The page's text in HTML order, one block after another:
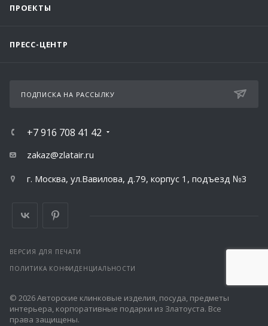
ПРОЕКТЫ
ПРЕСС-ЦЕНТР
ПОДПИСКА НА РАССЫЛКУ
+7 916 708 41 42
zakaz@zlatair.ru
г. Москва, ул.Вавилова, д.79, корпус 1, подъезд №3
ВЕРСИЯ ДЛЯ ПЕЧАТИ
ПОЛИТИКА КОНФИДЕНЦИАЛЬНОСТИ
© 2026 Авторские клинковые изделия, посуда, предметы
интерьера, корпоративные подарки из Златоуста. Все
права защищены.